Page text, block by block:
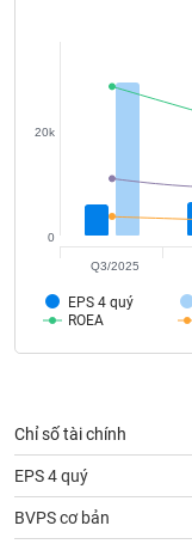
EPS 4 quý
ROEA
0
20k
Q3/2025
Chỉ số tài chính
EPS 4 quý
BVPS cơ bản
liệu